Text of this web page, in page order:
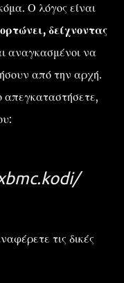
Ο λόγος είναι
δείχνοντας
αναγκασμένοι να
από την αρχή.
απεγκαταστήσετε,
τις δικές